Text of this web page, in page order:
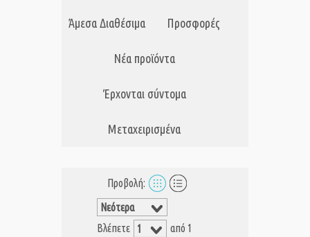
Άμεσα Διαθέσιμα Προσφορές
Νέα προϊόντα
Έρχονται σύντομα
Μεταχειρισμένα
Προβολή:
Βλέπετε από 1